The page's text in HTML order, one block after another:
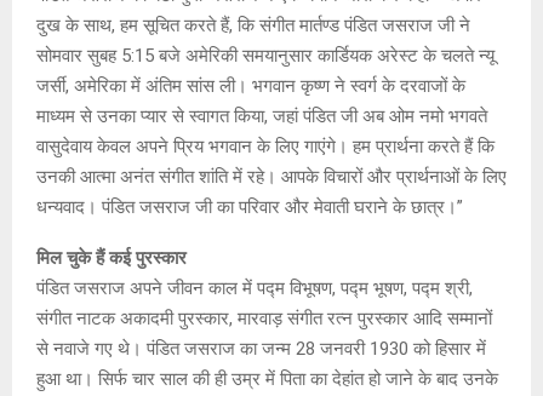
दुख के साथ, हम सूचित करते हैं, कि संगीत मार्तण्ड पंडित जसराज जी ने
सोमवार सुबह 5:15 बजे अमेरिकी समयानुसार कार्डियक अरेस्ट के चलते न्यू
जर्सी, अमेरिका में अंतिम सांस ली। भगवान कृष्ण ने स्वर्ग के दरवाजों के
माध्यम से उनका प्यार से स्वागत किया, जहां पंडित जी अब ओम नमो भगवते
वासुदेवाय केवल अपने प्रिय भगवान के लिए गाएंगे। हम प्रार्थना करते हैं कि
उनकी आत्मा अनंत संगीत शांति में रहे। आपके विचारों और प्रार्थनाओं के लिए
धन्यवाद। पंडित जसराज जी का परिवार और मेवाती घराने के छात्र।”
मिल चुके हैं कई पुरस्कार
पंडित जसराज अपने जीवन काल में पद्म विभूषण, पद्म भूषण, पद्म श्री,
संगीत नाटक अकादमी पुरस्कार, मारवाड़ संगीत रत्न पुरस्कार आदि सम्मानों
से नवाजे गए थे। पंडित जसराज का जन्म 28 जनवरी 1930 को हिसार में
हुआ था। सिर्फ चार साल की ही उम्र में पिता का देहांत हो जाने के बाद उनके